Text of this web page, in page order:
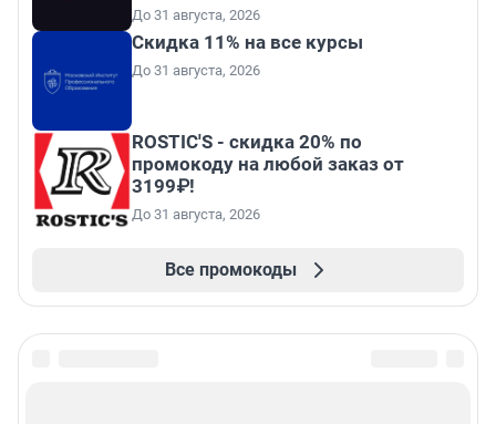
До 31 августа, 2026
Скидка 11% на все курсы
До 31 августа, 2026
ROSTIC'S - скидка 20% по
промокоду на любой заказ от
3199₽!
До 31 августа, 2026
Все промокоды